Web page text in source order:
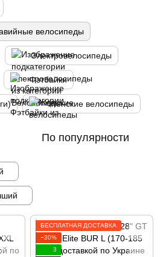
велосипеды
Электровелосипеды
Фэтбайки
Женские велосипеды
По популярности
БЕСПЛАТНАЯ ДОСТАВКА
−30%
3